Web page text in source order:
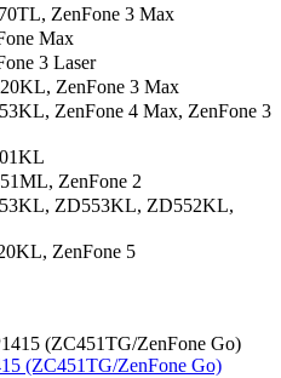
ZenFone 3 Max
Max
3 Laser
ZenFone 3 Max
ZenFone 4 Max, ZenFone 3
ZenFone 2
ZD553KL, ZD552KL,
ZenFone 5
(ZC451TG/ZenFone Go)